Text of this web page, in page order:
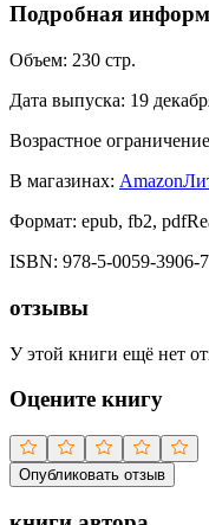
Подробная
Объем: 230 стр.
Дата выпуска: 19
Возрастное
В магазинах: Amazon
Формат: epub, fb2,
ISBN: 978-5-0059-3906-7
отзывы
У этой книги ещё нет
Оцените книгу
Опубликовать отзыв